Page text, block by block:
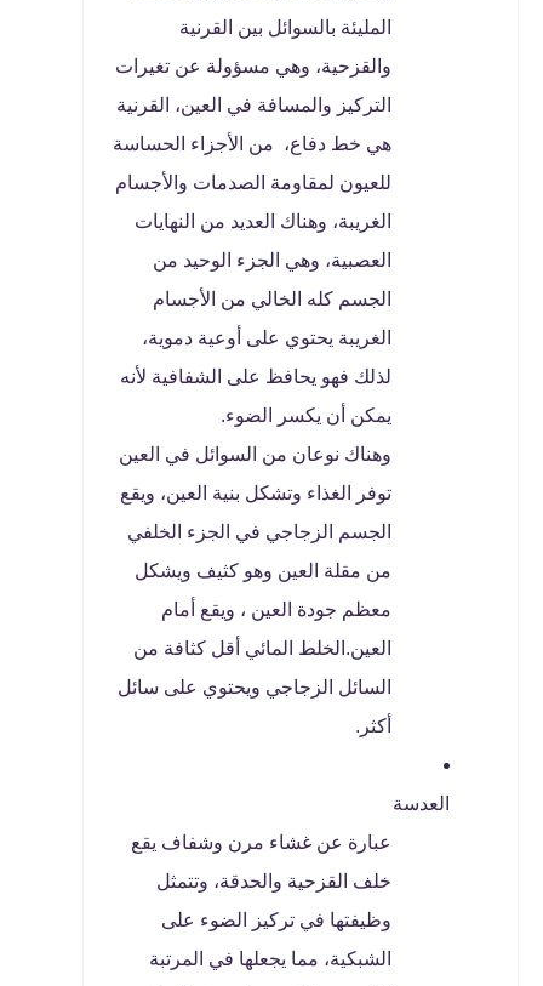
المليئة بالسوائل بين القرنية
والقزحية، وهي مسؤولة عن تغيرات
التركيز والمسافة في العين، القرنية
هي خط دفاع، من الأجزاء الحساسة
للعيون لمقاومة الصدمات والأجسام
الغريبة، وهناك العديد من النهايات
العصبية، وهي الجزء الوحيد من
الجسم كله الخالي من الأجسام
الغريبة يحتوي على أوعية دموية،
لذلك فهو يحافظ على الشفافية لأنه
يمكن أن يكسر الضوء.
وهناك نوعان من السوائل في العين
توفر الغذاء وتشكل بنية العين، ويقع
الجسم الزجاجي في الجزء الخلفي
من مقلة العين وهو كثيف ويشكل
معظم جودة العين ، ويقع أمام
العين.الخلط المائي أقل كثافة من
السائل الزجاجي ويحتوي على سائل
أكثر.
العدسة
عبارة عن غشاء مرن وشفاف يقع
خلف القزحية والحدقة، وتتمثل
وظيفتها في تركيز الضوء على
الشبكية، مما يجعلها في المرتبة